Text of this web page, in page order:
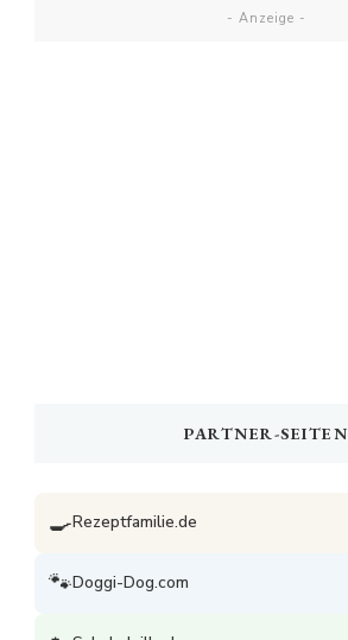
- Anzeige -
PARTNER-SEITEN
🍳Rezeptfamilie.de
🐾Doggi-Dog.com